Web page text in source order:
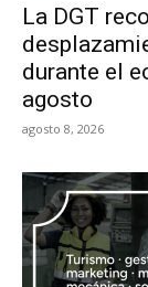
La DGT
durante el
agosto
agosto 8, 2026